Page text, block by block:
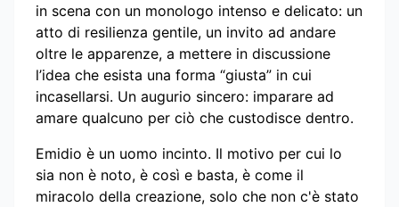
in scena con un monologo intenso e delicato: un
atto di resilienza gentile, un invito ad andare
oltre le apparenze, a mettere in discussione
l’idea che esista una forma “giusta” in cui
incasellarsi. Un augurio sincero: imparare ad
amare qualcuno per ciò che custodisce dentro.
Emidio è un uomo incinto. Il motivo per cui lo
sia non è noto, è così e basta, è come il
miracolo della creazione, solo che non c'è stato